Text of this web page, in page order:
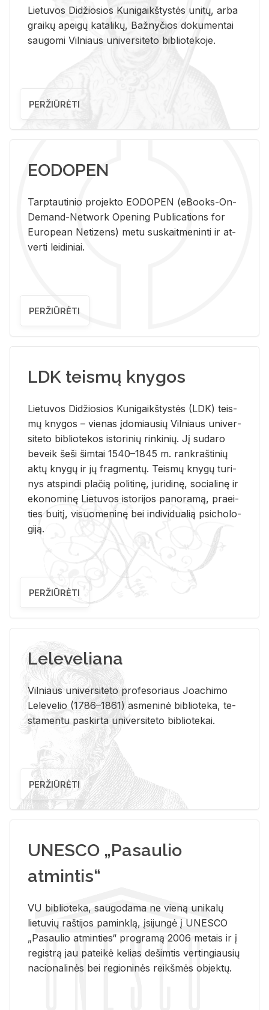
Lietuvos Didžiosios Kunigaikštystės unitų, arba
graikų apeigų katalikų, Bažnyčios dokumentai
saugomi Vilniaus universiteto bibliotekoje.
PERŽIŪRĖTI
EODOPEN
Tarp­tau­ti­nio pro­jek­to EO­DO­PEN (eBo­oks-On-
De­mand-Ne­twork Ope­ning Pub­li­ca­tions for
Eu­ro­pe­an Ne­ti­zens) metu su­skait­me­nin­ti ir at­
ver­ti lei­di­niai.
PERŽIŪRĖTI
LDK teismų knygos
Lie­tu­vos Di­džio­sios Ku­ni­gaikš­tys­tės (LDK) teis­
mų kny­gos – vie­nas įdo­miau­sių Vil­niaus uni­ver­
si­te­to bi­b­lio­te­kos is­to­ri­nių rin­ki­nių. Jį su­da­ro
be­veik šeši šim­tai 1540–1845 m. rank­raš­ti­nių
aktų kny­gų ir jų frag­men­tų. Teis­mų kny­gų tu­ri­
nys at­spin­di pla­čią po­li­ti­nę, ju­ri­di­nę, so­cia­li­nę ir
eko­no­mi­nę Lie­tu­vos is­to­ri­jos pa­no­ra­mą, pra­ei­
ties bui­tį, vi­suo­me­ni­nę bei in­di­vi­dua­lią psi­cho­lo­
gi­ją.
PERŽIŪRĖTI
Leleveliana
Vil­niaus uni­ver­si­te­to pro­fe­so­riaus Jo­a­chi­mo
Le­le­ve­lio (1786–1861) as­me­ni­nė bi­b­lio­te­ka, te­
sta­men­tu pa­skir­ta uni­ver­si­te­to bi­b­lio­te­kai.
PERŽIŪRĖTI
UNESCO „Pasaulio
atmintis“
VU biblioteka, saugodama ne vieną unikalų
lietuvių raštijos paminklą, įsijungė į UNESCO
„Pasaulio atminties“ programą 2006 metais ir į
registrą jau pateikė kelias dešimtis vertingiausių
nacionalinės bei regioninės reikšmės objektų.